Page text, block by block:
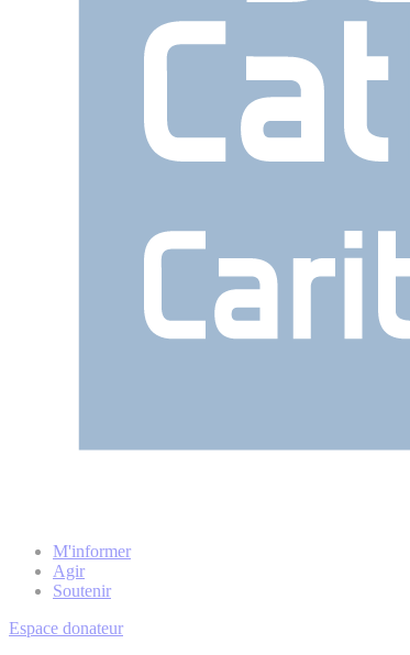
M'informer
Agir
Soutenir
Espace donateur